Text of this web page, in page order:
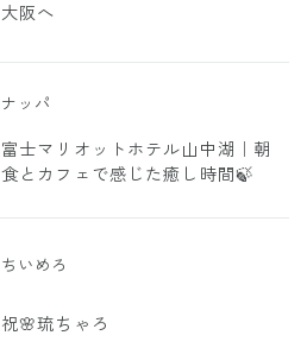
大阪へ
ナッパ
富士マリオットホテル山中湖｜朝
食とカフェで感じた癒し時間🍃
ちいめろ
祝🌸琉ちゃろ